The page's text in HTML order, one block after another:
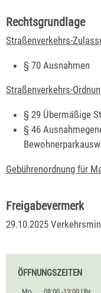
Rechtsgrundlage
Straßenverkehrs-
§ 70 Ausnahmen
Straßenverkehrs-
§ 29 Übermäßige
§ 46
Gebührenordnung für
Freigabevermerk
29.10.2025
ÖFFNUNGSZEITEN